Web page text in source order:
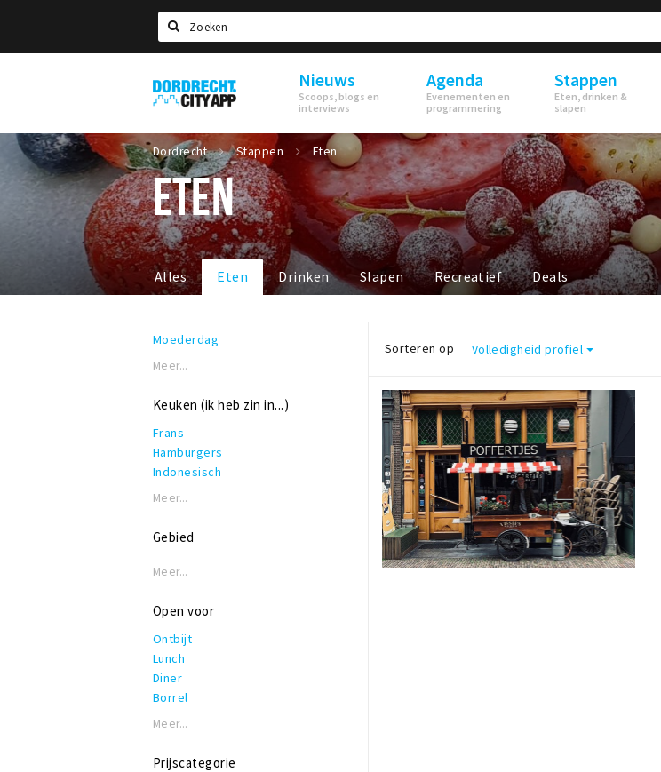
Zoeken
Dordrecht
City
Nieuws
Scoops, blogs en
interviews
Agenda
Evenementen en
programmering
Stappen
Eten, drinken &
slapen
Dordrecht Stappen Eten
ETEN
Alles Eten Drinken Slapen Recreatief Deals
Moederdag
Meer...
Keuken (ik heb zin in...)
Frans
Hamburgers
Indonesisch
Internationaal
Koffie, lunch & lekkers
Pannenkoeken
Spaans
Tapas
Turks
Veganistisch/Vegetarisch
Meer...
Gebied
Meer...
Open voor
Ontbijt
Lunch
Diner
Borrel
Meer...
Prijscategorie
Sorteren op Volledigheid profiel